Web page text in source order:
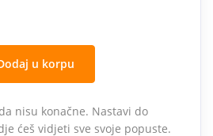
u korpu
nisu konačne. Nastavi do
ćeš vidjeti sve svoje popuste.